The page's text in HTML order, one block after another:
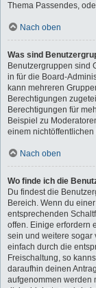
Thema Passendes,
Nach oben
Was sind
Benutzergruppen sind
in für die Board-
kann mehreren
Berechtigungen
Berechtigungen für
Beispiel zu
einem
Nach oben
Wo finde ich die
Du findest die
Bereich. Wenn du
entsprechenden
offen. Einige erfordern
sein und weitere sogar
einfach durch die
Freischaltung, so
daraufhin deinen
aufgenommen werden